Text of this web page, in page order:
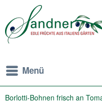
Menü
Borlotti-Bohnen frisch an